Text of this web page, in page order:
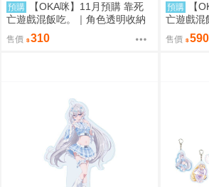
預購
【OKA咪】11月預購 靠死
亡遊戲混飯吃。｜角色透明收納
夾 01/ (新繪插畫) (幽鬼)
售價 310
預購
【
亡遊戲混
A(新繪插
售價 590